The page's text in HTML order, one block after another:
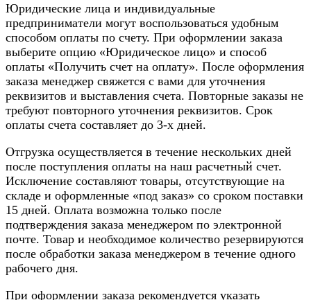
Юридические лица и индивидуальные
предприниматели могут воспользоваться удобным
способом оплаты по счету. При оформлении заказа
выберите опцию «Юридическое лицо» и способ
оплаты «Получить счет на оплату». После оформления
заказа менеджер свяжется с вами для уточнения
реквизитов и выставления счета. Повторные заказы не
требуют повторного уточнения реквизитов. Срок
оплаты счета составляет до 3-х дней.
Отгрузка осуществляется в течение нескольких дней
после поступления оплаты на наш расчетный счет.
Исключение составляют товары, отсутствующие на
складе и оформленные «под заказ» со сроком поставки
15 дней. Оплата возможна только после
подтверждения заказа менеджером по электронной
почте. Товар и необходимое количество резервируются
после обработки заказа менеджером в течение одного
рабочего дня.
При оформлении заказа рекомендуется указать